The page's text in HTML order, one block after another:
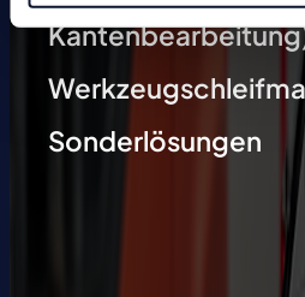
Sonderlösungen